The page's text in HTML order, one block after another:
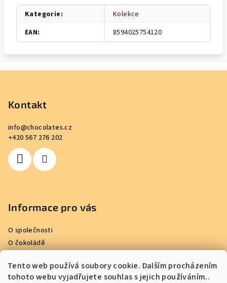
Tento web používá soubory cookie. Dalším procházením
tohoto webu vyjadřujete souhlas s jejich používáním..
Kategorie:
Kolekce
EAN: 8594025754120
Kontakt
info@chocolates.cz
+420 567 276 202
Informace pro vás
O společnosti
O čokoládě
Reference
Obchodní podmínky